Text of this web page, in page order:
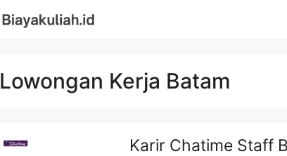
Lowongan Kerja Batam
Karir Chatime Staff